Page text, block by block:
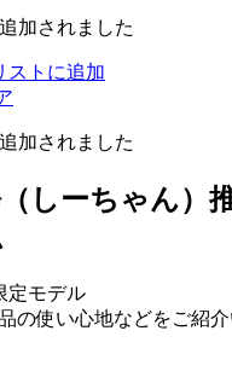
加されました
加されました
しーちゃん）
定モデル
の使い心地などをご紹